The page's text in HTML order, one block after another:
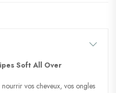
Soft All Over
vos cheveux, vos ongles